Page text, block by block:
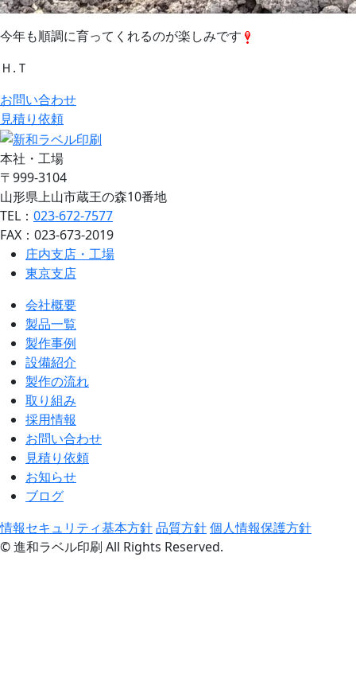
今年も順調に育ってくれるのが楽しみです
Ｈ.Ｔ
お問い合わせ
見積り依頼
本社・工場
〒999-3104
山形県上山市蔵王の森10番地
TEL： 023-672-7577
FAX：023-673-2019
庄内支店・工場
東京支店
会社概要
製品一覧
製作事例
設備紹介
製作の流れ
取り組み
採用情報
お問い合わせ
見積り依頼
お知らせ
ブログ
情報セキュリティ基本方針品質方針個人情報保護方針
© 進和ラベル印刷 All Rights Reserved.